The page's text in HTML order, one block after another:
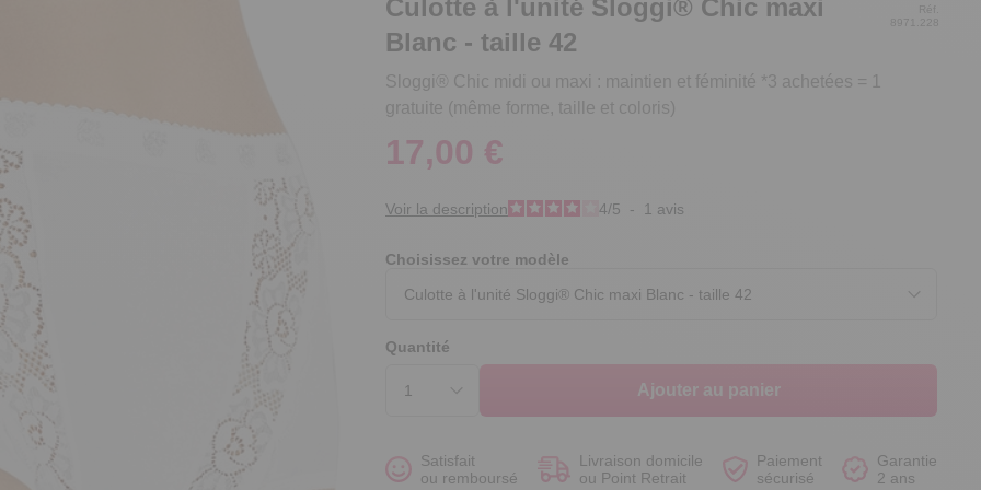
Culotte à l'unité Sloggi® Chic maxi
Blanc - taille 42
Sloggi® Chic midi ou maxi : maintien et féminité *3 achetées = 1
gratuite (même forme, taille et coloris)
Réf.
8971.228
17,00 €
Voir la description 4/5 - 1 avis
Choisissez votre modèle
Quantité
Ajouter au panier
Satisfait
ou remboursé
Livraison domicile
ou Point Retrait
Paiement
sécurisé
Garantie
2 ans